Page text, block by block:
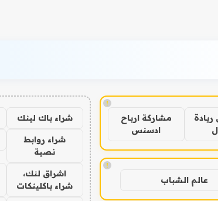
!
ريادة
مشاركة ارباح
ادسنس
!
عالم الشباب
شراء باك لينك
شراء روابط
نصية
اشراق لنك،
شراء باكلينكات